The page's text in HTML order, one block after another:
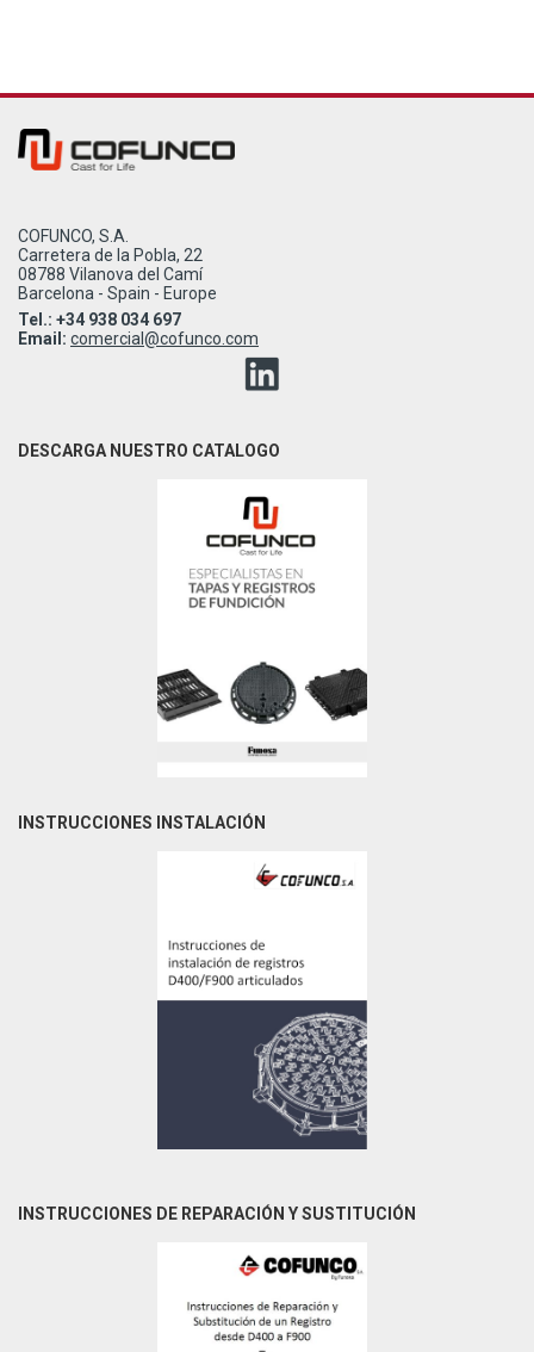
COFUNCO, S.A.
Carretera de la Pobla, 22
08788 Vilanova del Camí
Barcelona - Spain - Europe
Tel.: +34 938 034 697
Email: comercial@cofunco.com
DESCARGA NUESTRO CATALOGO
INSTRUCCIONES INSTALACIÓN
INSTRUCCIONES DE REPARACIÓN Y SUSTITUCIÓN